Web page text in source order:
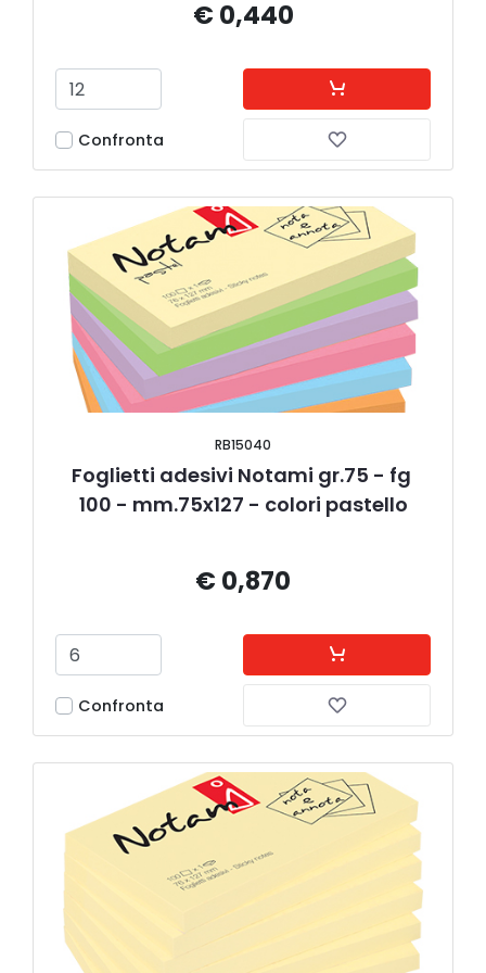
€ 0,440
Confronta
RB15040
Foglietti adesivi Notami gr.75 - fg
100 - mm.75x127 - colori pastello
€ 0,870
Confronta